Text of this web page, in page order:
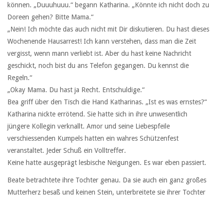
können. „Duuuhuuu.“ begann Katharina. „Könnte ich nicht doch zu
Doreen gehen? Bitte Mama.“
„Nein! Ich möchte das auch nicht mit Dir diskutieren. Du hast dieses
Wochenende Hausarrest! Ich kann verstehen, dass man die Zeit
vergisst, wenn mann verliebt ist. Aber du hast keine Nachricht
geschickt, noch bist du ans Telefon gegangen. Du kennst die
Regeln.“
„Okay Mama. Du hast ja Recht. Entschuldige.“
Bea griff über den Tisch die Hand Katharinas. „Ist es was ernstes?“
Katharina nickte errötend. Sie hatte sich in ihre unwesentlich
jüngere Kollegin verknallt. Amor und seine Liebespfeile
verschiessenden Kumpels hatten ein wahres Schützenfest
veranstaltet. Jeder Schuß ein Volltreffer.
Keine hatte ausgeprägt lesbische Neigungen. Es war eben passiert.
Beate betrachtete ihre Tochter genau. Da sie auch ein ganz großes
Mutterherz besaß und keinen Stein, unterbreitete sie ihrer Tochter